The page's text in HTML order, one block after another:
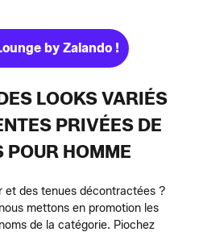
by Zalando !
LOOKS VARIÉS
PRIVÉES DE
POUR HOMME
et des tenues décontractées ?
mettons en promotion les
de la catégorie. Piochez